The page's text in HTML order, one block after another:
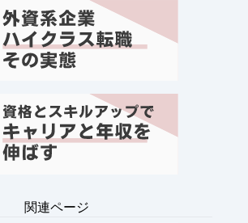
関連ページ